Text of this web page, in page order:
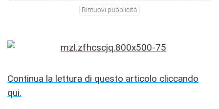
Rimuovi pubblicità
Continua la lettura di questo articolo cliccando
qui.